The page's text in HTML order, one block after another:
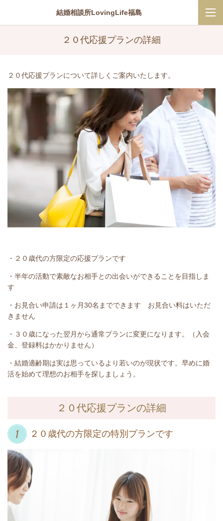
結婚相談所LovingLife福島
２０代応援プランの詳細
２０代応援プランについて詳しくご案内いたします。
・２０歳代の方限定の応援プランです
・半年の活動で素敵なお相手との出会いができることを目指しま
す
・お見合い申請は１ヶ月30名までできます お見合い料はいただ
きません
・３０歳になった翌月から通常プランに変更になります。（入会
金、登録料はかかりません）
・結婚適齢期は実は思っているより若いのが現状です。早めに婚
活を始めて理想のお相手を探しましょう。
２０代応援プランの詳細
２０歳代の方限定の特別プランです